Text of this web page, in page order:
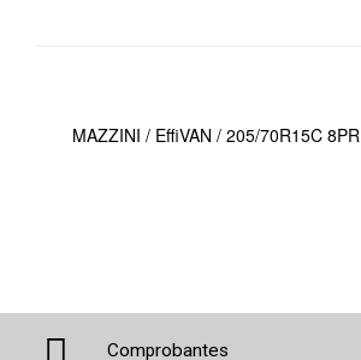
MAZZINI / EffiVAN / 205/70R15C 8PR
Comprobantes